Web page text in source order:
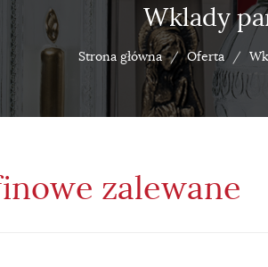
Wklady
Strona główna Oferta
zalewane